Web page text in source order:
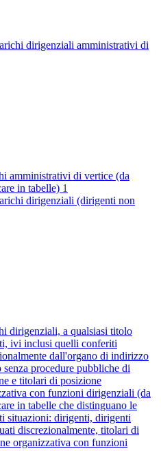
dirigenziali amministrativi di
amministrativi di vertice (da
in tabelle) 1
dirigenziali (dirigenti non
dirigenziali, a qualsiasi titolo
ivi inclusi quelli conferiti
dall'organo di indirizzo
procedure pubbliche di
e titolari di posizione
con funzioni dirigenziali (da
in tabelle che distinguano le
situazioni: dirigenti, dirigenti
discrezionalmente, titolari di
organizzativa con funzioni